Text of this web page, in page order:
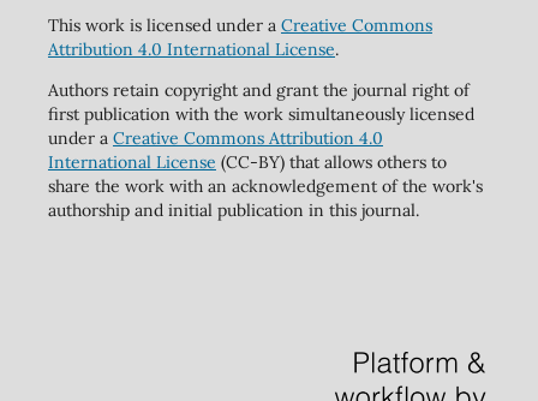
This work is licensed under a Creative Commons
Attribution 4.0 International License.
Authors retain copyright and grant the journal right of
first publication with the work simultaneously licensed
under a Creative Commons Attribution 4.0
International License (CC-BY) that allows others to
share the work with an acknowledgement of the work's
authorship and initial publication in this journal.